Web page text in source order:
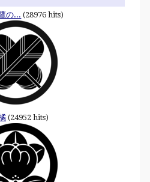
の... (28976 hits)
(24952 hits)